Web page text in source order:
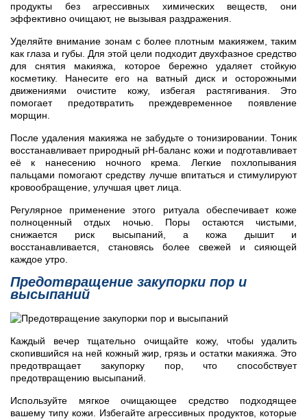
продукты без агрессивных химических веществ, они
эффективно очищают, не вызывая раздражения.
Уделяйте внимание зонам с более плотным макияжем, таким
как глаза и губы. Для этой цели подходит двухфазное средство
для снятия макияжа, которое бережно удаляет стойкую
косметику. Нанесите его на ватный диск и осторожными
движениями очистите кожу, избегая растягивания. Это
помогает предотвратить преждевременное появление
морщин.
После удаления макияжа не забудьте о тонизировании. Тоник
восстанавливает природный pH-баланс кожи и подготавливает
её к нанесению ночного крема. Легкие похлопывания
пальцами помогают средству лучше впитаться и стимулируют
кровообращение, улучшая цвет лица.
Регулярное применение этого ритуала обеспечивает коже
полноценный отдых ночью. Поры остаются чистыми,
снижается риск высыпаний, а кожа дышит и
восстанавливается, становясь более свежей и сияющей
каждое утро.
Предотвращение закупорки пор и
высыпаний
Каждый вечер тщательно очищайте кожу, чтобы удалить
скопившийся на ней кожный жир, грязь и остатки макияжа. Это
предотвращает закупорку пор, что способствует
предотвращению высыпаний.
Используйте мягкое очищающее средство подходящее
вашему типу кожи. Избегайте агрессивных продуктов, которые